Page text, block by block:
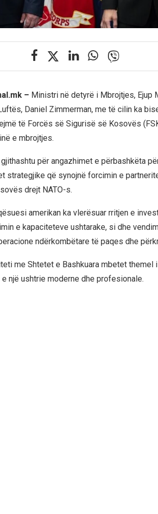
– Ministri në detyrë i Mbrojtjes, Ejup
Daniel Zimmerman, me të cilin ka
të Forcës së Sigurisë së Kosovës
e mbrojtjes.
për angazhimet e përbashkëta
strategjike që synojnë forcimin e
drejt NATO-s.
amerikan ka vlerësuar rritjen e
e kapaciteteve ushtarake, si dhe
ndërkombëtare të paqes dhe
me Shtetet e Bashkuara mbetet
një ushtrie moderne dhe profesionale.